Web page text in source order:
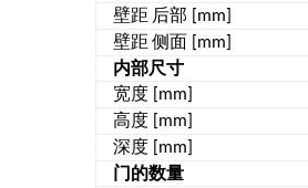
壁距 后部 [mm]
壁距 侧面 [mm]
内部尺寸
宽度[mm]
高度[mm]
深度[mm]
门的数量